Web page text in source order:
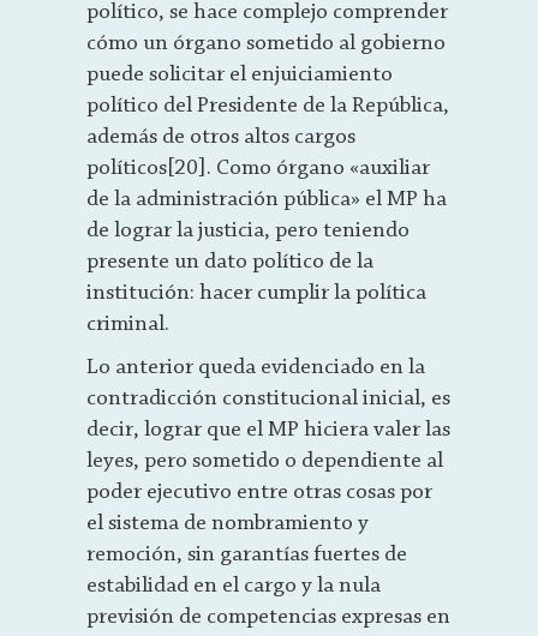
político, se hace complejo comprender
cómo un órgano sometido al gobierno
puede solicitar el enjuiciamiento
político del Presidente de la República,
además de otros altos cargos
políticos[20]. Como órgano «auxiliar
de la administración pública» el MP ha
de lograr la justicia, pero teniendo
presente un dato político de la
institución: hacer cumplir la política
criminal.
Lo anterior queda evidenciado en la
contradicción constitucional inicial, es
decir, lograr que el MP hiciera valer las
leyes, pero sometido o dependiente al
poder ejecutivo entre otras cosas por
el sistema de nombramiento y
remoción, sin garantías fuertes de
estabilidad en el cargo y la nula
previsión de competencias expresas en